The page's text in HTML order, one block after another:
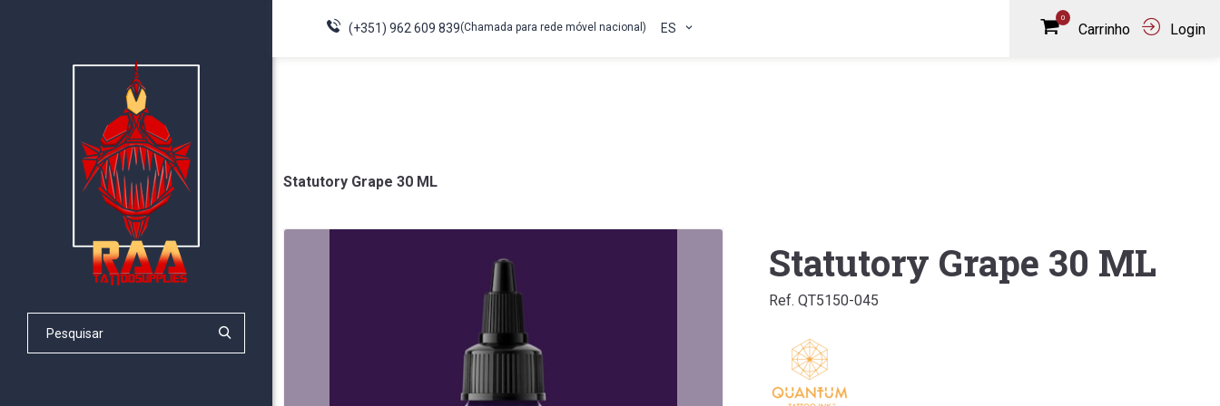
(+351) 962 609 839(Chamada para rede móvel nacional) ES
0
Carrinho Login
Statutory Grape 30 ML
Statutory Grape 30 ML
Ref. QT5150-045